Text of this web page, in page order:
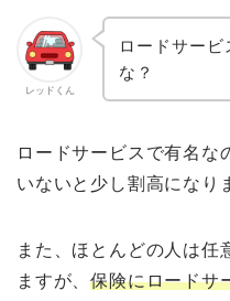
レッドくん
ロードサー
な？
ロードサービスで有名な
いないと少し割高になり
また、ほとんどの人は任
ますが、保険にロードサ